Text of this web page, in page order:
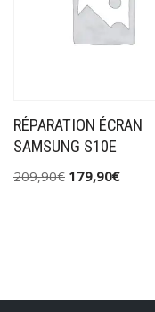
RÉPARATION ÉCRAN
SAMSUNG S10E
209,90€ 179,90€